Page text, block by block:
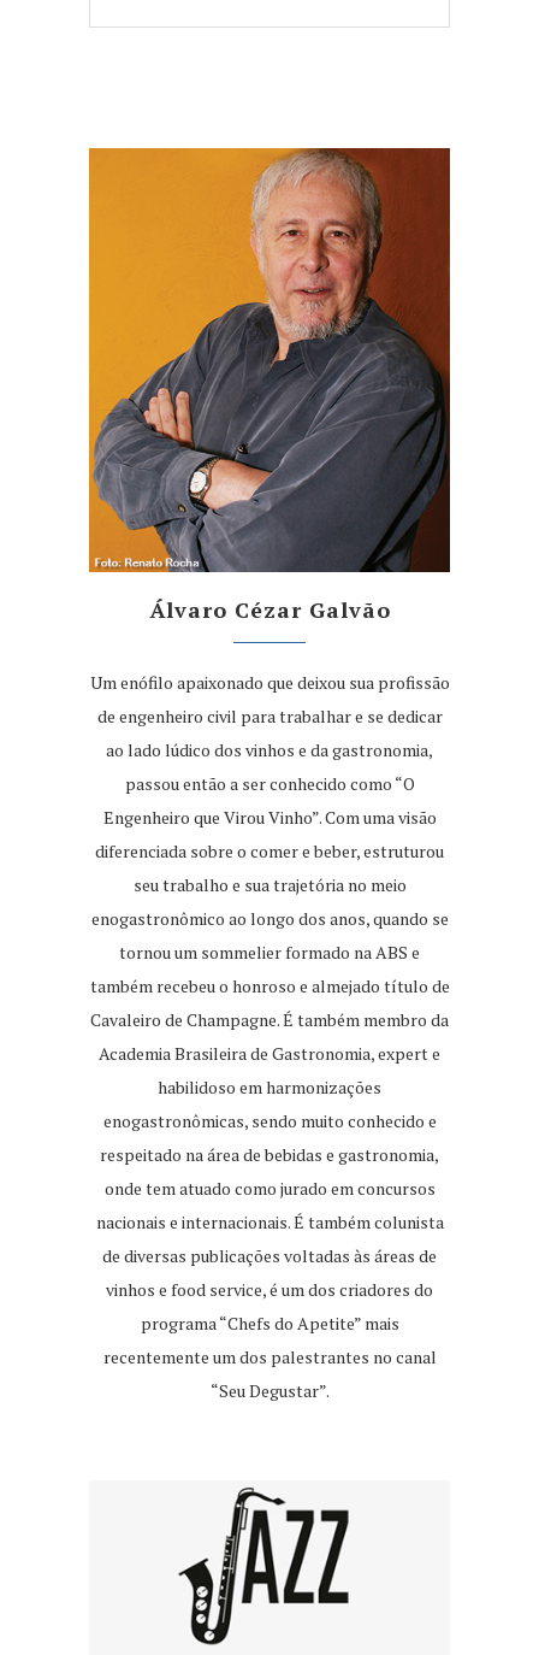
Álvaro Cézar Galvão
Um enófilo apaixonado que deixou sua profissão
de engenheiro civil para trabalhar e se dedicar
ao lado lúdico dos vinhos e da gastronomia,
passou então a ser conhecido como “O
Engenheiro que Virou Vinho”. Com uma visão
diferenciada sobre o comer e beber, estruturou
seu trabalho e sua trajetória no meio
enogastronômico ao longo dos anos, quando se
tornou um sommelier formado na ABS e
também recebeu o honroso e almejado título de
Cavaleiro de Champagne. É também membro da
Academia Brasileira de Gastronomia, expert e
habilidoso em harmonizações
enogastronômicas, sendo muito conhecido e
respeitado na área de bebidas e gastronomia,
onde tem atuado como jurado em concursos
nacionais e internacionais. É também colunista
de diversas publicações voltadas às áreas de
vinhos e food service, é um dos criadores do
programa “Chefs do Apetite” mais
recentemente um dos palestrantes no canal
“Seu Degustar”.